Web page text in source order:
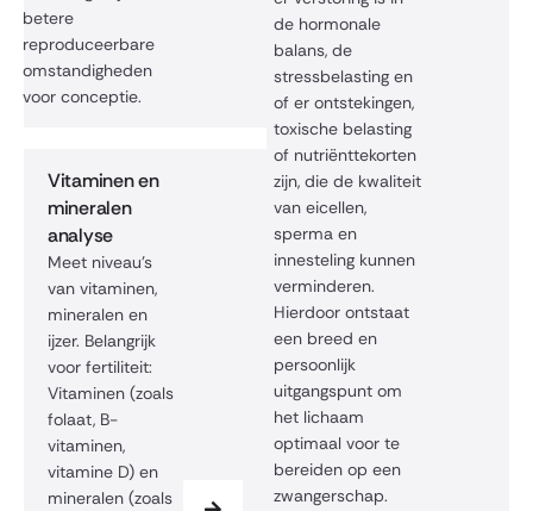
betere
reproduceerbare
omstandigheden
voor conceptie.
Vitaminen en
mineralen
analyse
Meet niveau’s
van vitaminen,
mineralen en
ijzer. Belangrijk
voor fertiliteit:
Vitaminen (zoals
folaat, B-
vitaminen,
vitamine D) en
mineralen (zoals
de hormonale
balans, de
stressbelasting en
of er ontstekingen,
toxische belasting
of nutriënttekorten
zijn, die de kwaliteit
van eicellen,
sperma en
innesteling kunnen
verminderen.
Hierdoor ontstaat
een breed en
persoonlijk
uitgangspunt om
het lichaam
optimaal voor te
bereiden op een
zwangerschap.